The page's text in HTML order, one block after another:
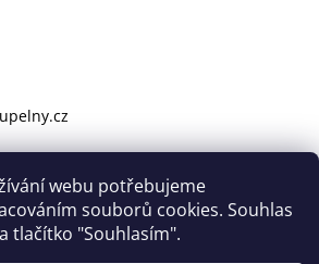
webu potřebujeme
souborů cookies. Souhlas
tlačítko "Souhlasím".
vyberovekoupelny/